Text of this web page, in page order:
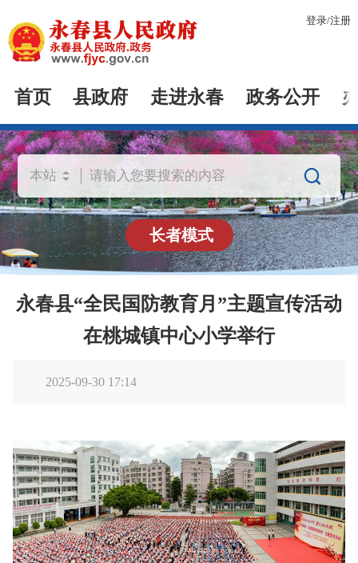
登录/注册
首页 县政府 走进永春 政务公开

长者模式
永春县“全民国防教育月”主题宣传活动
在桃城镇中心小学举行
2025-09-30 17:14